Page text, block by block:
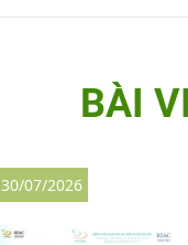
BÀI
30/07/2026